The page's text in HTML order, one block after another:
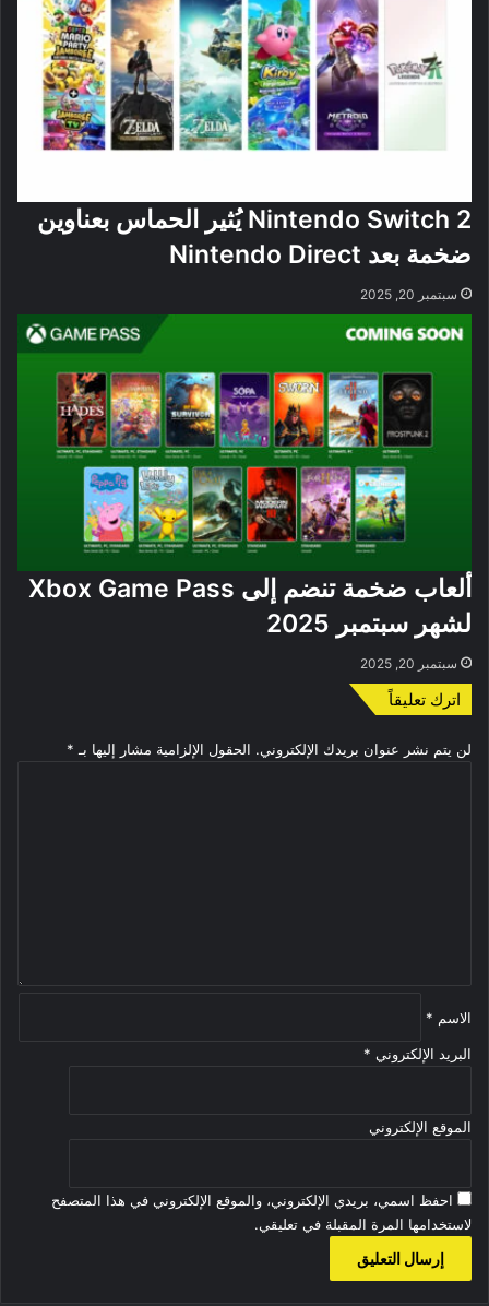
Nintendo Switch 2 يُثير الحماس بعناوين
ضخمة بعد Nintendo Direct
سبتمبر 20, 2025
ألعاب ضخمة تنضم إلى Xbox Game Pass
لشهر سبتمبر 2025
سبتمبر 20, 2025
اترك تعليقاً
لن يتم نشر عنوان بريدك الإلكتروني. الحقول الإلزامية مشار إليها بـ *
الاسم *
البريد الإلكتروني *
الموقع الإلكتروني
احفظ اسمي، بريدي الإلكتروني، والموقع الإلكتروني في هذا المتصفح
لاستخدامها المرة المقبلة في تعليقي.